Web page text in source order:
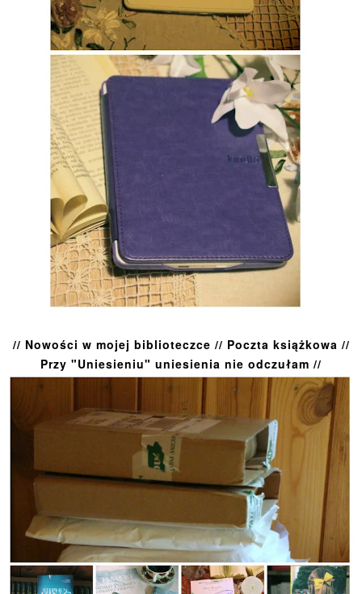
// Nowości w mojej biblioteczce // Poczta książkowa //
Przy "Uniesieniu" uniesienia nie odczułam //